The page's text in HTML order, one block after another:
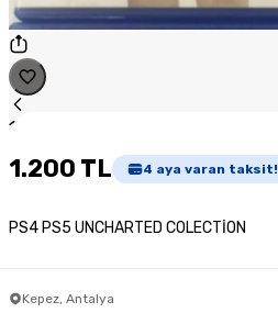
1
1.200 TL 4 aya varan taksit!
PS4 PS5 UNCHARTED COLECTİON
Kepez, Antalya